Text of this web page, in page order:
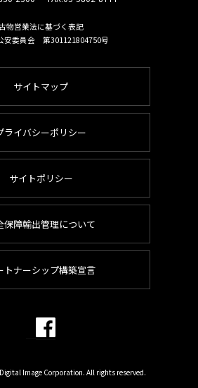
物営業法に基づく表記
安委員会 第301121804750号
サイトマップ
ライバシーポリシー
サイトポリシー
保障輸出管理について
トナーシップ構築宣言
Image Corporation. All rights reserved.